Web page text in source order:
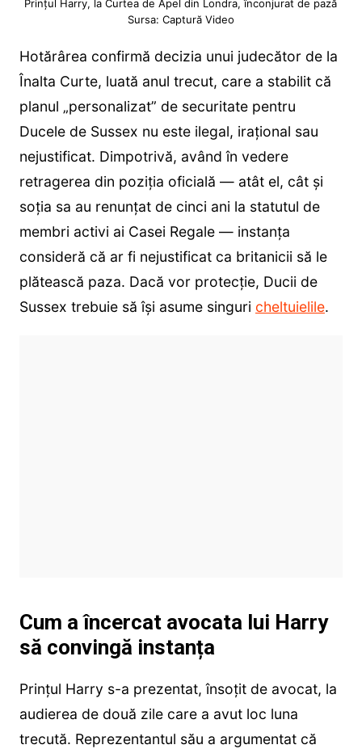
Prințul Harry, la Curtea de Apel din Londra, înconjurat de pază
Sursa: Captură Video
Hotărârea confirmă decizia unui judecător de la
Înalta Curte, luată anul trecut, care a stabilit că
planul „personalizat” de securitate pentru
Ducele de Sussex nu este ilegal, irațional sau
nejustificat. Dimpotrivă, având în vedere
retragerea din poziția oficială — atât el, cât și
soția sa au renunțat de cinci ani la statutul de
membri activi ai Casei Regale — instanța
consideră că ar fi nejustificat ca britanicii să le
plătească paza. Dacă vor protecție, Ducii de
Sussex trebuie să își asume singuri cheltuielile.
Cum a încercat avocata lui Harry
să convingă instanța
Prințul Harry s-a prezentat, însoțit de avocat, la
audierea de două zile care a avut loc luna
trecută. Reprezentantul său a argumentat că